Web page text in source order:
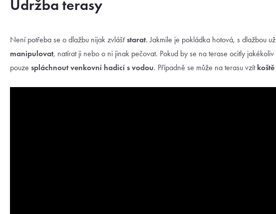
Údržba terasy
Není potřeba se o dlažbu nijak zvlášťstarat. Jakmile je pokládka hotová, s dlažbou už
manipulovat, natírat ji nebo o ni jinak pečovat. Pokud by se na terase ocitly jakékoliv
pouze spláchnout venkovní hadicí s vodou. Případně se může na terasu vzít koště